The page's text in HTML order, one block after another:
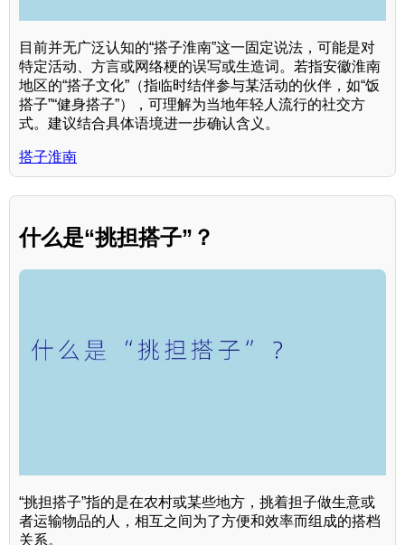
目前并无广泛认知的“搭子淮南”这一固定说法，可能是对
特定活动、方言或网络梗的误写或生造词。若指安徽淮南
地区的“搭子文化”（指临时结伴参与某活动的伙伴，如“饭
搭子”“健身搭子”），可理解为当地年轻人流行的社交方
式。建议结合具体语境进一步确认含义。
搭子淮南
什么是“挑担搭子”？
“挑担搭子”指的是在农村或某些地方，挑着担子做生意或
者运输物品的人，相互之间为了方便和效率而组成的搭档
关系。